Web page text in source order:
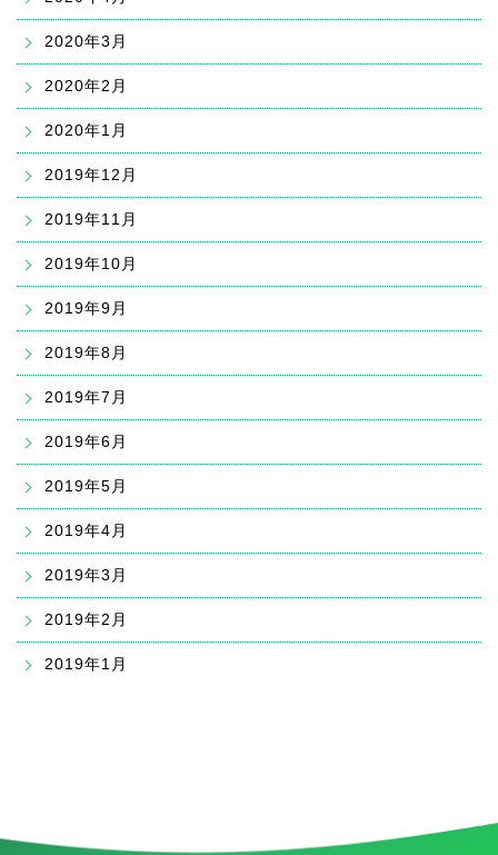
2020年3月
2020年2月
2020年1月
2019年12月
2019年11月
2019年10月
2019年9月
2019年8月
2019年7月
2019年6月
2019年5月
2019年4月
2019年3月
2019年2月
2019年1月